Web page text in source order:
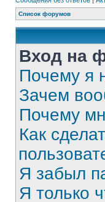
Список форумов
Вход на
Почему я
Зачем
Почему
Как
Я забыл
Я только